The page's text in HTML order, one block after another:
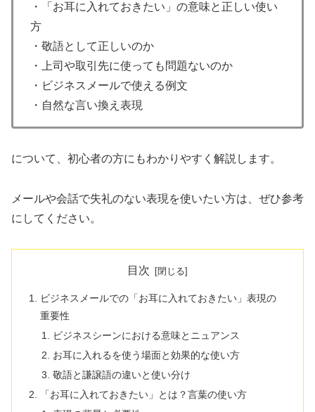
・「お耳に入れておきたい」の意味と正しい使い
方
・敬語として正しいのか
・上司や取引先に使っても問題ないのか
・ビジネスメールで使える例文
・自然な言い換え表現
について、初心者の方にもわかりやすく解説します。
メールや会話で失礼のない表現を使いたい方は、ぜひ参考
にしてください。
目次
ビジネスメールでの「お耳に入れておきたい」表現の
重要性
ビジネスシーンにおける意味とニュアンス
お耳に入れるを使う場面と効果的な使い方
敬語と謙譲語の違いと使い分け
「お耳に入れておきたい」とは？言葉の使い方